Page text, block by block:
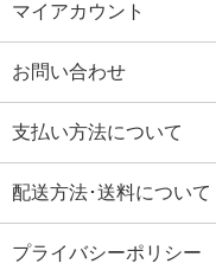
マイアカウント
お問い合わせ
支払い方法について
配送方法･送料について
プライバシーポリシー